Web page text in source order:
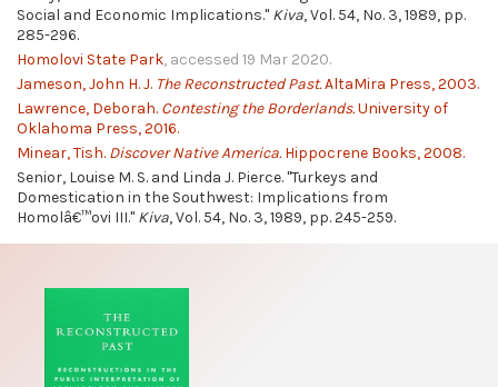
Social and Economic Implications." Kiva, Vol. 54, No. 3, 1989, pp.
285-296.
Homolovi State Park, accessed 19 Mar 2020.
Jameson, John H. J. The Reconstructed Past.AltaMira Press, 2003.
Lawrence, Deborah. Contesting the Borderlands.University of
Oklahoma Press, 2016.
Minear, Tish. Discover Native America.Hippocrene Books, 2008.
Senior, Louise M. S. and Linda J. Pierce. "Turkeys and
Domestication in the Southwest: Implications from
Homolâ€™ovi III." Kiva, Vol. 54, No. 3, 1989, pp. 245-259.